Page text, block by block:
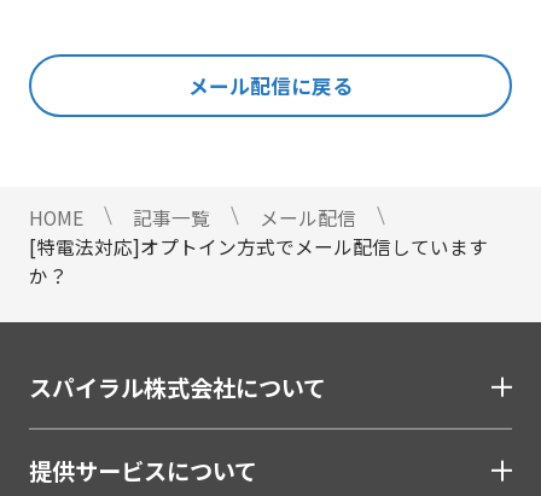
人事・総務・経理・IR
ストレスチェックサービス
安否確認サービス
給与明細電子化
金融（銀行・信用金庫・信用組合・JAバンク・保
割賦・クレジット申込電子化
口座開設ソリューション
相談会・来店予約システム
#料金・費用
#業務効率化 #機能・仕組み
#法令
#総務 #連携
#選び方
メール配信に戻る
HOME 記事一覧
メール配信
[特電法対応]オプトイン方式でメール配信しています
か？
スパイラル株式会社について
提供サービスについて